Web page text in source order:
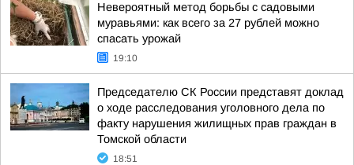
Невероятный метод борьбы с садовыми
муравьями: как всего за 27 рублей можно
спасать урожай
19:10
Председателю СК России представят доклад
о ходе расследования уголовного дела по
факту нарушения жилищных прав граждан в
Томской области
18:51